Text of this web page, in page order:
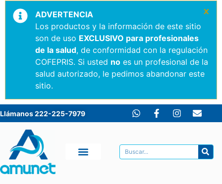
ADVERTENCIA
Los productos y la información de este sitio
son de uso EXCLUSIVO para profesionales
de la salud, de conformidad con la regulación
COFEPRIS. Si usted no es un profesional de la
salud autorizado, le pedimos abandonar este
sitio.
×
Llámanos 222-225-7979